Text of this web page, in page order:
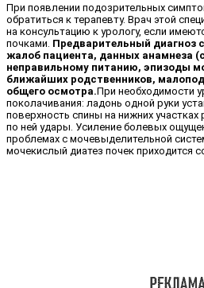
При появлении подозрительных
обратиться к терапевту. Врач этой
на консультацию к урологу, если
почками. Предварительный диагноз
жалоб пациента, данных анамнеза
неправильному питанию, эпизоды
ближайших родственников,
общего осмотра.При необходимости
поколачивания: ладонь одной руки
поверхность спины на нижних участках
по ней удары. Усиление болевых
проблемах с мочевыделительной
мочекислый диатез почек приходится